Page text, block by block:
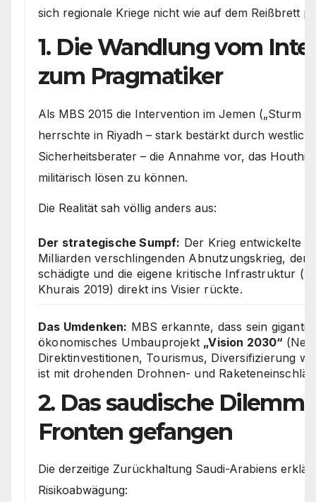
sich regionale Kriege nicht wie auf dem Reißbrett
1. Die Wandlung vom
zum Pragmatiker
Als MBS 2015 die Intervention im Jemen („Sturm
herrschte in Riyadh – stark bestärkt durch
Sicherheitsberater – die Annahme vor, das
militärisch lösen zu können.
Die Realität sah völlig anders aus:
Der strategische Sumpf: Der Krieg entwickelte
Milliarden verschlingenden Abnutzungskrieg, der
schädigte und die eigene kritische Infrastruktur
Khurais 2019) direkt ins Visier rückte.
Das Umdenken: MBS erkannte, dass sein
ökonomisches Umbauprojekt „Vision 2030“
Direktinvestitionen, Tourismus, Diversifizierung
ist mit drohenden Drohnen- und
2. Das saudische
Fronten gefangen
Die derzeitige Zurückhaltung Saudi-Arabiens
Risikoabwägung: